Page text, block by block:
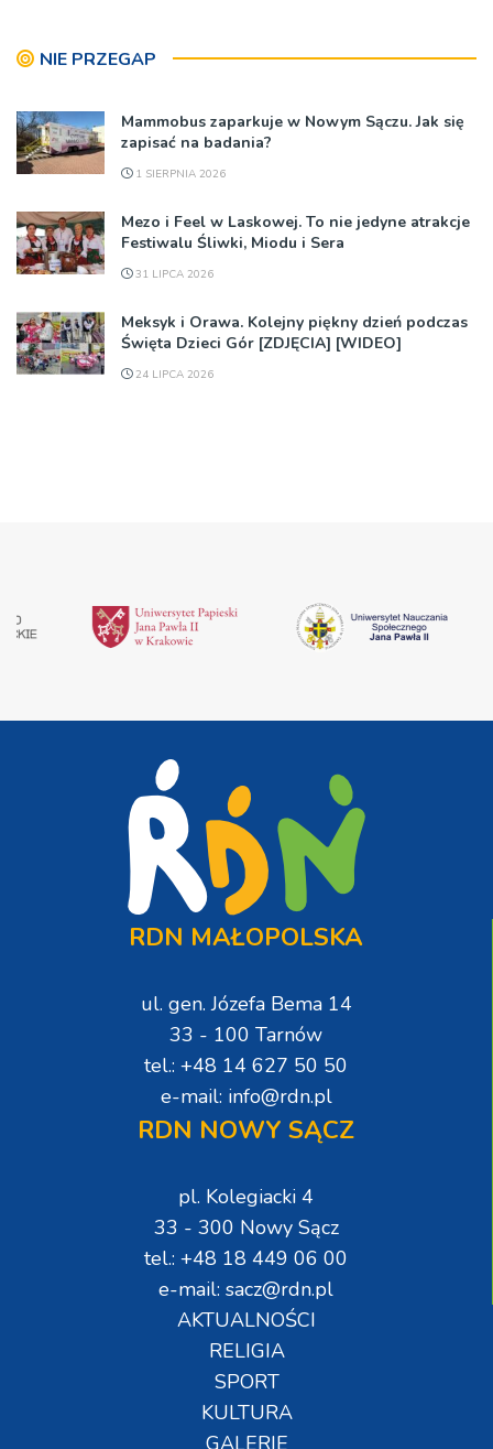
NIE PRZEGAP
Mammobus zaparkuje w Nowym Sączu. Jak się
zapisać na badania?
1 SIERPNIA 2026
Mezo i Feel w Laskowej. To nie jedyne atrakcje
Festiwalu Śliwki, Miodu i Sera
31 LIPCA 2026
Meksyk i Orawa. Kolejny piękny dzień podczas
Święta Dzieci Gór [ZDJĘCIA] [WIDEO]
24 LIPCA 2026
RDN MAŁOPOLSKA
ul. gen. Józefa Bema 14
33 - 100 Tarnów
tel.: +48 14 627 50 50
e-mail: info@rdn.pl
RDN NOWY SĄCZ
pl. Kolegiacki 4
33 - 300 Nowy Sącz
tel.: +48 18 449 06 00
e-mail: sacz@rdn.pl
AKTUALNOŚCI
RELIGIA
SPORT
KULTURA
GALERIE